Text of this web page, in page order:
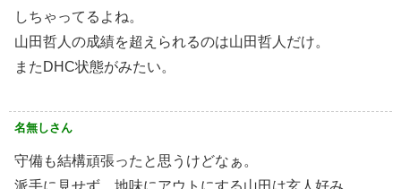
しちゃってるよね。
山田哲人の成績を超えられるのは山田哲人だけ。
またDHC状態がみたい。
名無しさん
守備も結構頑張ったと思うけどなぁ。
派手に見せず、地味にアウトにする山田は玄人好み。